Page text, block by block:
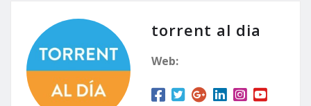
torrent al dia
Web: